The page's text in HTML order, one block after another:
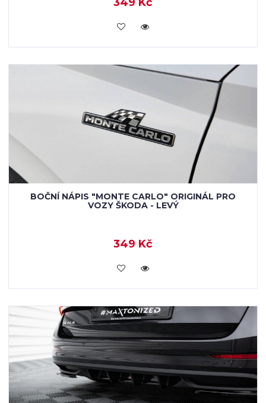
KOUPIT
BOČNÍ NÁPIS "MONTE CARLO" ORIGINÁL PRO
VOZY ŠKODA - LEVÝ
349 Kč
KOUPIT